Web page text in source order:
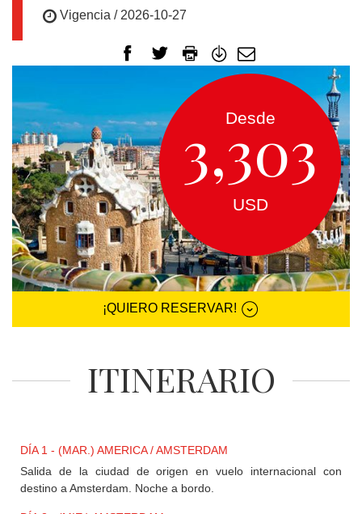
CANADÁ
SUDAMERICA
CRUCEROS
FLORIDA
+
CONTACTO
REGISTRO
Vigencia / 2026-10-27
Desde
3,303
USD
¡QUIERO RESERVAR!
ITINERARIO
DÍA 1 - (MAR.) AMERICA / AMSTERDAM
Salida de la ciudad de origen en vuelo internacional con
destino a Amsterdam. Noche a bordo.